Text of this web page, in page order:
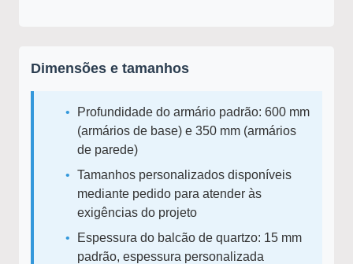
Dimensões e tamanhos
Profundidade do armário padrão: 600 mm
(armários de base) e 350 mm (armários
de parede)
Tamanhos personalizados disponíveis
mediante pedido para atender às
exigências do projeto
Espessura do balcão de quartzo: 15 mm
padrão, espessura personalizada